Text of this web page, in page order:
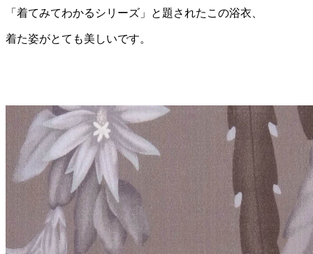
「着てみてわかるシリーズ」と題されたこの浴衣、
着た姿がとても美しいです。